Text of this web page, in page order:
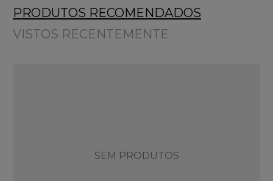
PRODUTOS RECOMENDADOS
VISTOS RECENTEMENTE
SEM PRODUTOS